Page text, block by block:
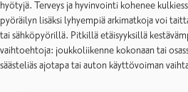
hyötyjä. Terveys ja hyvinvointi kohenee
pyöräilyn lisäksi lyhyempiä arkimatkoja voi
tai sähköpyörillä. Pitkillä etäisyyksillä
vaihtoehtoja: joukkoliikenne kokonaan tai
säästeliäs ajotapa tai auton käyttövoiman